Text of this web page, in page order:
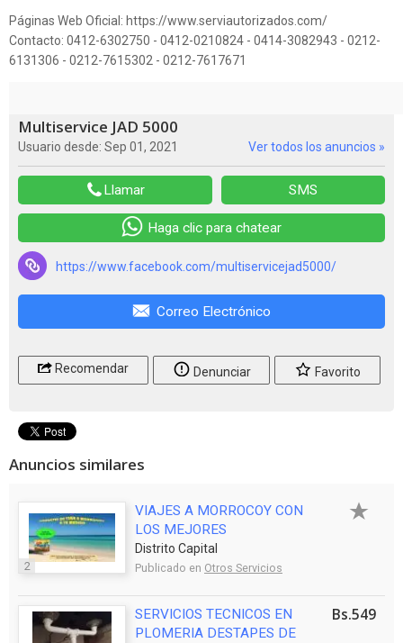
Páginas Web Oficial: https://www.serviautorizados.com/
Contacto: 0412-6302750 - 0412-0210824 - 0414-3082943 - 0212-
6131306 - 0212-7615302 - 0212-7617671
Multiservice JAD 5000
Usuario desde: Sep 01, 2021 Ver todos los anuncios »
Llamar SMS
Haga clic para chatear
https://www.facebook.com/multiservicejad5000/
Correo Electrónico
Recomendar Denunciar Favorito
Anuncios similares
2
VIAJES A MORROCOY CON
LOS MEJORES
Distrito Capital
Publicado en Otros Servicios
SERVICIOS TECNICOS EN
PLOMERIA DESTAPES DE
Bs.549